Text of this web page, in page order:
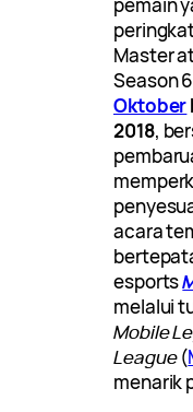
pemain
Master
Season
Oktober
2018,
acara
esports
melalui
Mobile
League(
menarik